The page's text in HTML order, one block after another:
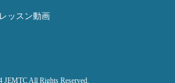
ッスン動画
JEMTC All Rights Reserved.